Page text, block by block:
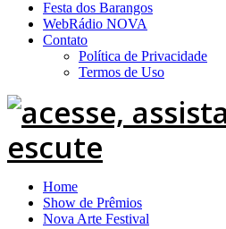
Festa dos Barangos
WebRádio NOVA
Contato
Política de Privacidade
Termos de Uso
Home
Show de Prêmios
Nova Arte Festival